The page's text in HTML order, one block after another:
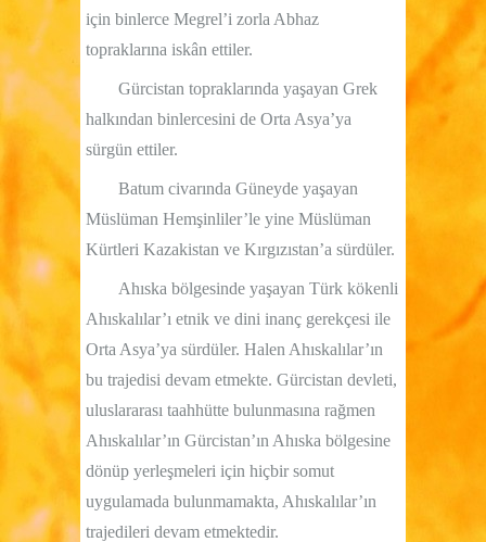
için binlerce Megrel’i zorla Abhaz
topraklarına iskân ettiler.
Gürcistan topraklarında yaşayan Grek
halkından binlercesini de Orta Asya’ya
sürgün ettiler.
Batum civarında Güneyde yaşayan
Müslüman Hemşinliler’le yine Müslüman
Kürtleri Kazakistan ve Kırgızıstan’a sürdüler.
Ahıska bölgesinde yaşayan Türk kökenli
Ahıskalılar’ı etnik ve dini inanç gerekçesi ile
Orta Asya’ya sürdüler. Halen Ahıskalılar’ın
bu trajedisi devam etmekte. Gürcistan devleti,
uluslararası taahhütte bulunmasına rağmen
Ahıskalılar’ın Gürcistan’ın Ahıska bölgesine
dönüp yerleşmeleri için hiçbir somut
uygulamada bulunmamakta, Ahıskalılar’ın
trajedileri devam etmektedir.